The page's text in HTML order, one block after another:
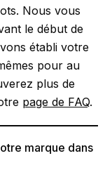
Nous vous
le début de
établi votre
pour au
plus de
page de FAQ.
marque dans